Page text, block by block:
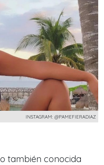
INSTAGRAM: @PAMEFIERADIAZ
o también conocida